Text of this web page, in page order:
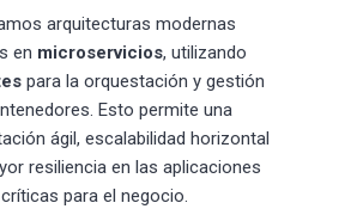
arquitecturas modernas
en microservicios, utilizando
para la orquestación y gestión
Esto permite una
ágil, escalabilidad horizontal
resiliencia en las aplicaciones
críticas para el negocio.